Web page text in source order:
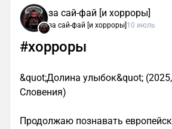
за сай-фай [и хорроры]
за сай-фай [и хорроры] 10 июль
#хорроры
&quot;Долина улыбок&quot;
Словения)
Продолжаю познавать